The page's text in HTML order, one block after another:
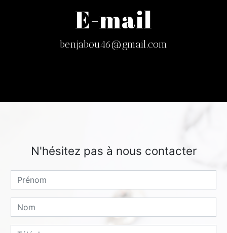
E-mail
benjabou46@gmail.com
N'hésitez pas à nous contacter